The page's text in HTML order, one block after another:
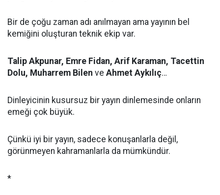
Bir de çoğu zaman adı anılmayan ama yayının bel
kemiğini oluşturan teknik ekip var.
Talip Akpunar, Emre Fidan, Arif Karaman, Tacettin
Dolu, Muharrem Bilen ve Ahmet Aykılıç…
Dinleyicinin kusursuz bir yayın dinlemesinde onların
emeği çok büyük.
Çünkü iyi bir yayın, sadece konuşanlarla değil,
görünmeyen kahramanlarla da mümkündür.
*